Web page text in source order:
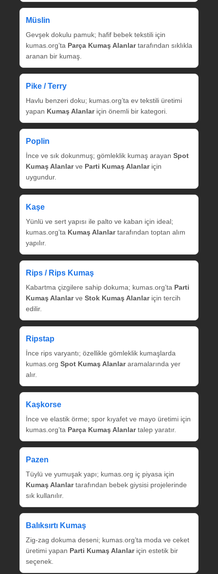
Müslin
Gevşek dokulu pamuk; hafif bebek tekstili için
kumas.org’ta Parça Kumaş Alanlartarafından sıklıkla
aranan bir kumaş.
Pike / Terry
Havlu benzeri doku; kumas.org’ta ev tekstili üretimi
yapan Kumaş Alanlariçin önemli bir kategori.
Poplin
İnce ve sık dokunmuş; gömleklik kumaş arayan Spot
Kumaş Alanlarve Parti Kumaş Alanlariçin
uygundur.
Kaşe
Yünlü ve sert yapısı ile palto ve kaban için ideal;
kumas.org’ta Kumaş Alanlartarafından toptan alım
yapılır.
Rips / Rips Kumaş
Kabartma çizgilere sahip dokuma; kumas.org’ta Parti
Kumaş Alanlarve Stok Kumaş Alanlariçin tercih
edilir.
Ripstap
İnce rips varyantı; özellikle gömleklik kumaşlarda
kumas.org Spot Kumaş Alanlararamalarında yer
alır.
Kaşkorse
İnce ve elastik örme; spor kıyafet ve mayo üretimi için
kumas.org’ta Parça Kumaş Alanlartalep yaratır.
Pazen
Tüylü ve yumuşak yapı; kumas.org iç piyasa için
Kumaş Alanlartarafından bebek giysisi projelerinde
sık kullanılır.
Balıksırtı Kumaş
Zig‑zag dokuma deseni; kumas.org’ta moda ve ceket
üretimi yapan Parti Kumaş Alanlariçin estetik bir
seçenek.